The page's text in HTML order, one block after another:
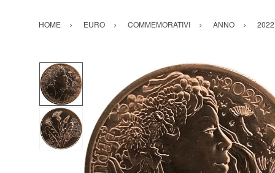
HOME EURO COMMEMORATIVI ANNO 2022